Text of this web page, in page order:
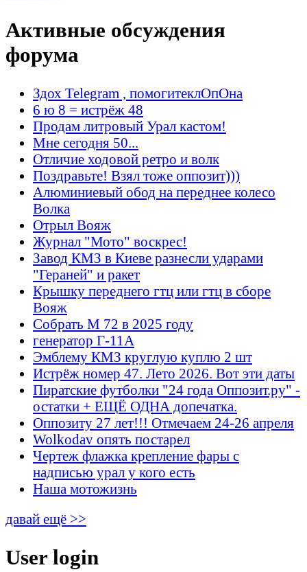
Активные обсуждения
форума
Здох Telegram , помогитеклОпОна
6 ю 8 = истрёж 48
Продам литровый Урал кастом!
Мне сегодня 50...
Отличие ходовой ретро и волк
Поздравьте! Взял тоже оппозит)))
Алюминиевый обод на переднее колесо
Волка
Отрыл Вояж
Журнал "Мото" воскрес!
Завод КМЗ в Киеве разнесли ударами
"Гераней" и ракет
Крышку переднего гтц или гтц в сборе
Вояж
Собрать М 72 в 2025 году
генератор Г-11А
Эмблему КМЗ круглую куплю 2 шт
Истрёж номер 47. Лето 2026. Вот эти даты
Пиратские футболки "24 года Оппозит.ру" -
остатки + ЕЩЁ ОДНА допечатка.
Оппозиту 27 лет!!! Отмечаем 24-26 апреля
Wolkodav опять постарел
Чертеж флажка крепление фары с
надписью урал у кого есть
Наша мотожизнь
давай ещё >>
User login